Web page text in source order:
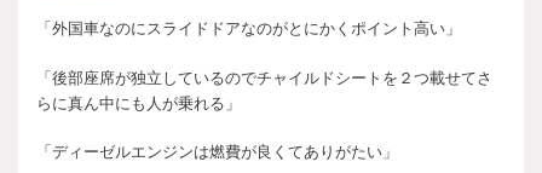
「外国車なのにスライドドアなのがとにかくポイント高い」
「後部座席が独立しているのでチャイルドシートを２つ載せてさ
らに真ん中にも人が乗れる」
「ディーゼルエンジンは燃費が良くてありがたい」